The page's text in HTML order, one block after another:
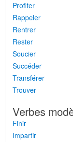
Profiter
Rappeler
Rentrer
Rester
Soucier
Succéder
Transférer
Trouver
Verbes
Finir
Impartir